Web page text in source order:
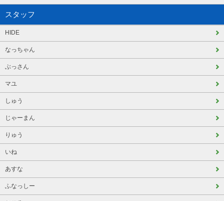
スタッフ
HIDE
なっちゃん
ぶっさん
マユ
しゅう
じゃーまん
りゅう
いね
あすな
ふなっしー